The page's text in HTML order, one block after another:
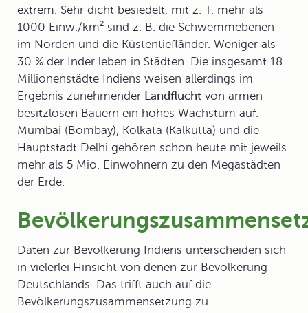
extrem. Sehr dicht besiedelt, mit z. T. mehr als
1000 Einw./km² sind z. B. die Schwemmebenen
im Norden und die Küstentiefländer. Weniger als
30 % der Inder leben in Städten. Die insgesamt 18
Millionenstädte Indiens weisen allerdings im
Ergebnis zunehmender Landflucht von armen
besitzlosen Bauern ein hohes Wachstum auf.
Mumbai (Bombay), Kolkata (Kalkutta) und die
Hauptstadt Delhi gehören schon heute mit jeweils
mehr als 5 Mio. Einwohnern zu den Megastädten
der Erde.
Daten zur Bevölkerung Indiens unterscheiden sich
in vielerlei Hinsicht von denen zur Bevölkerung
Deutschlands. Das trifft auch auf die
Bevölkerungszusammensetzung zu.